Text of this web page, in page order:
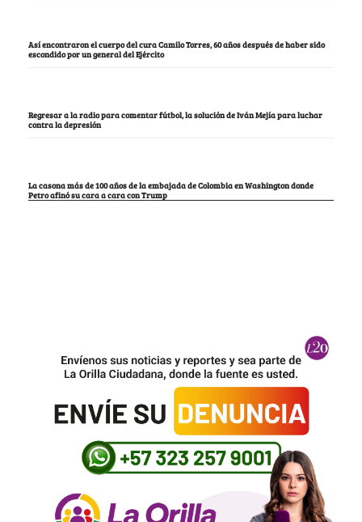
Así encontraron el cuerpo del cura Camilo Torres, 60 años después de haber sido
escondido por un general del Ejército
Regresar a la radio para comentar fútbol, la solución de Iván Mejía para luchar
contra la depresión
La casona más de 100 años de la embajada de Colombia en Washington donde
Petro afinó su cara a cara con Trump